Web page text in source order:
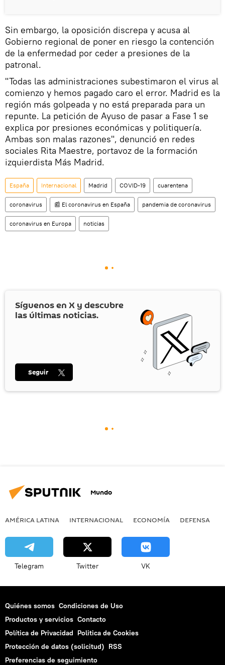
Sin embargo, la oposición discrepa y acusa al
Gobierno regional de poner en riesgo la contención
de la enfermedad por ceder a presiones de la
patronal.
"Todas las administraciones subestimaron el virus al
comienzo y hemos pagado caro el error. Madrid es la
región más golpeada y no está preparada para un
repunte. La petición de Ayuso de pasar a Fase 1 se
explica por presiones económicas y politiquería.
Ambas son malas razones", denunció en redes
sociales Rita Maestre, portavoz de la formación
izquierdista Más Madrid.
España Internacional Madrid COVID-19 cuarentena
coronavirus 📰 El coronavirus en España pandemia de coronavirus
coronavirus en Europa noticias
Síguenos en X y descubre
las últimas noticias.
Seguir
Mundo
AMÉRICA LATINA INTERNACIONAL ECONOMÍA DEFENSA
Telegram Twitter VK
Quiénes somos Condiciones de Uso
Productos y servicios Contacto
Política de Privacidad Politica de Cookies
Protección de datos (solicitud) RSS
Preferencias de seguimiento